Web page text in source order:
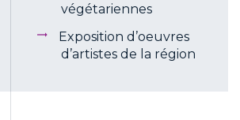
végétariennes
Exposition d’oeuvres
d’artistes de la région